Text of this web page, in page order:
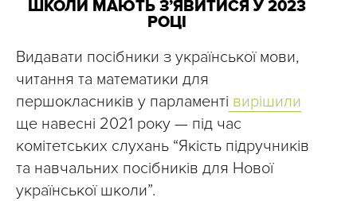
ШКОЛИ МАЮТЬ З’ЯВИТИСЯ У 2023
РОЦІ
Видавати посібники з української мови,
читання та математики для
першокласників у парламенті вирішили
ще навесні 2021 року — під час
комітетських слухань “Якість підручників
та навчальних посібників для Нової
української школи”.